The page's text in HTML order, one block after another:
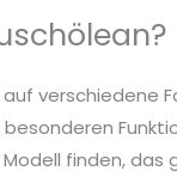
auf
finden, das